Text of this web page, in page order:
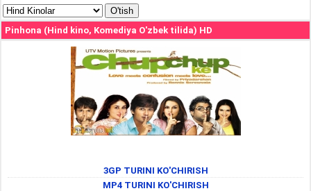
Pinhona (Hind kino, Komediya O'zbek tilida) HD
3GP TURINI KO'CHIRISH
MP4 TURINI KO'CHIRISH